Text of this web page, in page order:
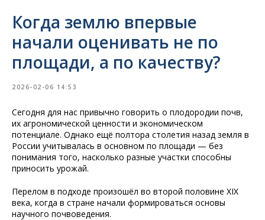
Когда землю впервые
начали оценивать не по
площади, а по качеству?
2026-02-06 14:53
Сегодня для нас привычно говорить о плодородии почв,
их агрономической ценности и экономическом
потенциале. Однако ещё полтора столетия назад земля в
России учитывалась в основном по площади — без
понимания того, насколько разные участки способны
приносить урожай.
Перелом в подходе произошёл во второй половине XIX
века, когда в стране начали формироваться основы
научного почвоведения.